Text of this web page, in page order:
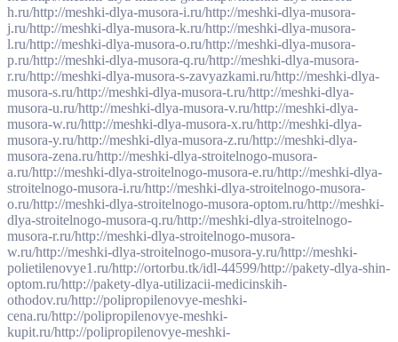
h.ru/http://meshki-dlya-musora-i.ru/http://meshki-dlya-musora-
j.ru/http://meshki-dlya-musora-k.ru/http://meshki-dlya-musora-
l.ru/http://meshki-dlya-musora-o.ru/http://meshki-dlya-musora-
p.ru/http://meshki-dlya-musora-q.ru/http://meshki-dlya-musora-
r.ru/http://meshki-dlya-musora-s-zavyazkami.ru/http://meshki-dlya-
musora-s.ru/http://meshki-dlya-musora-t.ru/http://meshki-dlya-
musora-u.ru/http://meshki-dlya-musora-v.ru/http://meshki-dlya-
musora-w.ru/http://meshki-dlya-musora-x.ru/http://meshki-dlya-
musora-y.ru/http://meshki-dlya-musora-z.ru/http://meshki-dlya-
musora-zena.ru/http://meshki-dlya-stroitelnogo-musora-
a.ru/http://meshki-dlya-stroitelnogo-musora-e.ru/http://meshki-dlya-
stroitelnogo-musora-i.ru/http://meshki-dlya-stroitelnogo-musora-
o.ru/http://meshki-dlya-stroitelnogo-musora-optom.ru/http://meshki-
dlya-stroitelnogo-musora-q.ru/http://meshki-dlya-stroitelnogo-
musora-r.ru/http://meshki-dlya-stroitelnogo-musora-
w.ru/http://meshki-dlya-stroitelnogo-musora-y.ru/http://meshki-
polietilenovye1.ru/http://ortorbu.tk/idl-44599/http://pakety-dlya-shin-
optom.ru/http://pakety-dlya-utilizacii-medicinskih-
othodov.ru/http://polipropilenovye-meshki-
cena.ru/http://polipropilenovye-meshki-
kupit.ru/http://polipropilenovye-meshki-